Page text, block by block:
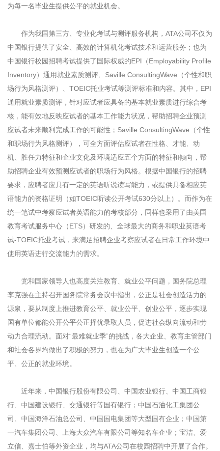
为每一名毕业生提供公平的就业机会。
作为我国第三方、专业化考试与测评服务机构，ATA公司不仅为
中国银行提供了安全、高效的计算机化考试技术和运营服务；也为
中国银行校园招聘考试提供了国际权威的EPI（Employability Profile
Inventory）通用就业素质测评、Saville ConsultingWave（个性和职
场行为风格测评）、TOEIC托业考试等测评标准和内容。其中，EPI
通用就业素质测评，针对应试者应具备的基本就业素质进行综合考
核，能有效地反映应试者的基本工作能力状况，帮助招聘企业预测
应试者未来顺利完成工作的可能性；Saville ConsultingWave（个性
和职场行为风格测评），可全方面评估应试者在性格、才能、动
机、胜任力特征和企业文化及环境适应五个方面的特征和倾向，帮
助招聘企业有效预测应试者的职场行为风格。根据中国银行的招聘
要求，应聘者应具有一定的英语听说读写能力，或提供具备相应英
语能力的资格证明（如TOEIC听读公开考试630分以上）。而作为在
统一笔试中考察应试者英语能力的考核部分，同样也采用了由美国
教育考试服务中心（ETS）研发的、全球最大的商务和职业英语考
试-TOEIC托业考试，来满足招聘企业考察应试者在日常工作环境中
使用英语进行交流能力的需求。
党和国家领导人也高度关注教育、就业公平问题，国务院总理
李克强在主持召开国务院常务会议中指出，公正是社会创造活力的
源泉，要从制度上推进教育公平、就业公平、创业公平，逐步实现
国有单位都能公开公平公正择优录取人员，促进社会纵向流动和劳
动力合理流动。面对“最难就业季”的挑战，各大企业、教育主管部门
和社会各界均做出了积极的努力，也在为广大毕业生创造一个公
平、公正的就业环境。
近年来，中国银行股份有限公司、中国农业银行、中国工商银
行、中国建设银行、交通银行等国有银行；中国石油化工集团公
司、中国海洋石油总公司、中国国电集团等大型国有企业；中国第
一汽车集团公司、上海大众汽车有限公司等知名车企业；宝洁、爱
立信、嘉士伯等外资企业，均与ATA公司在校园招聘中开展了合作。